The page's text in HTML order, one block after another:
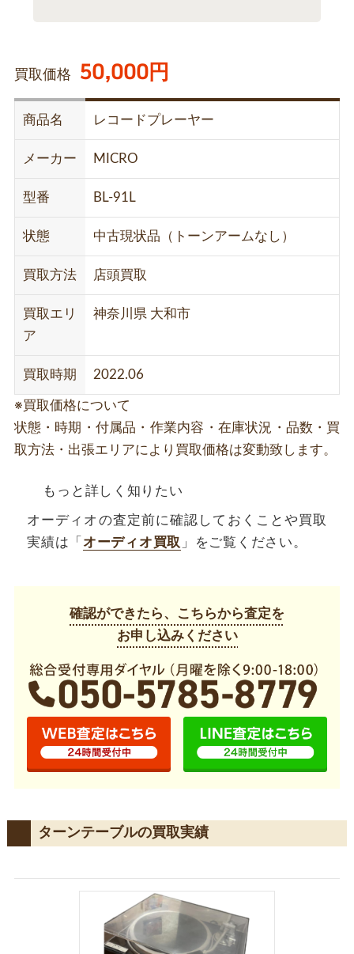
買取価格 50,000円
商品名 レコードプレーヤー
メーカー MICRO
型番 BL-91L
状態 中古現状品（トーンアームなし）
買取方法 店頭買取
買取エリ
ア
神奈川県 大和市
買取時期 2022.06
※買取価格について
状態・時期・付属品・作業内容・在庫状況・品数・買
取方法・出張エリアにより買取価格は変動致します。
もっと詳しく知りたい
オーディオの査定前に確認しておくことや買取
実績は「 オーディオ買取 」をご覧ください。
確認ができたら、こちらから査定を
お申し込みください
ターンテーブルの買取実績